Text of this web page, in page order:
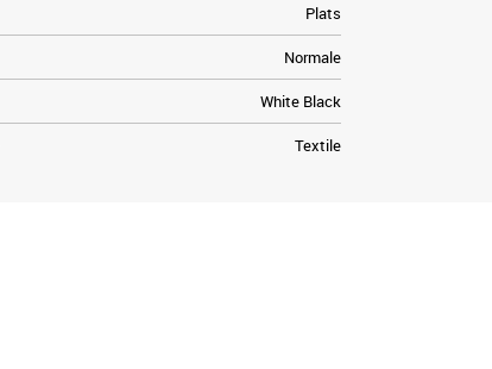
Plats
Normale
White Black
Textile